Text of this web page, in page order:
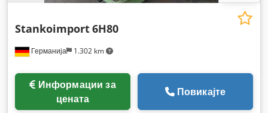
Германија 1.302 km
Stankoimport6H80
цената
Повикајте